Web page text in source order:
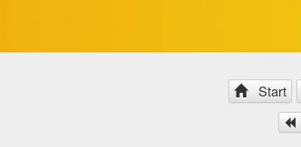
Start